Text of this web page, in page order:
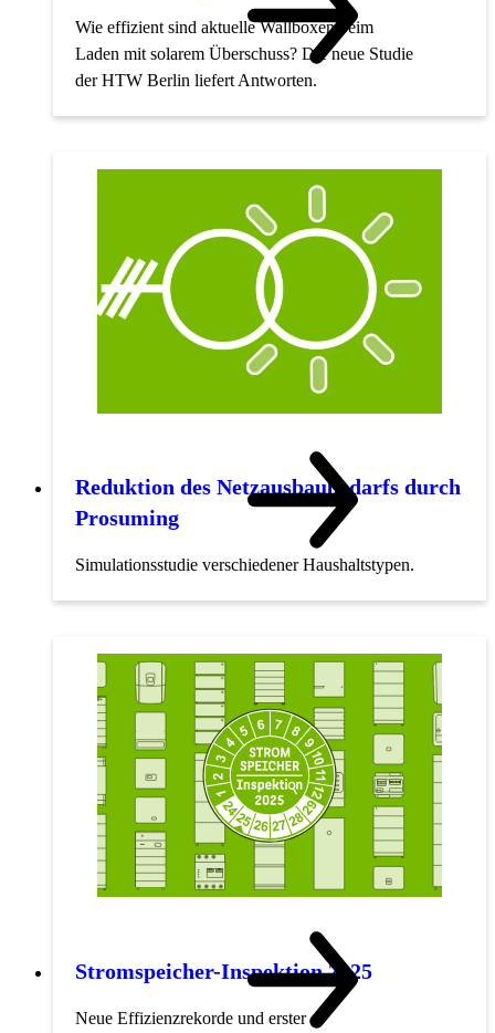
Wie effizient sind aktuelle Wallboxen beim
Laden mit solarem Überschuss? Die neue Studie
der HTW Berlin liefert Antworten.
Reduktion des Netzausbaubedarfs durch
Prosuming
Simulationsstudie verschiedener Haushaltstypen.
Stromspeicher-Inspektion 2025
Neue Effizienzrekorde und erster